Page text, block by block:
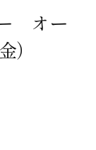
オー